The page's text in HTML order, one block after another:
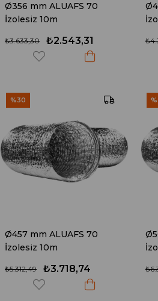
Ø356 mm ALUAFS 70
İzolesiz 10m
₺2.543,31
₺3.633,30
Ø457 mm ALUAFS 70
İzolesiz 10m
₺3.718,74
₺5.312,49
%30